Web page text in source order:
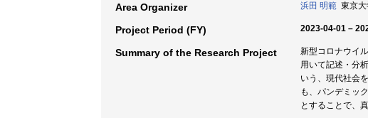
Area Organizer 浜田 明範 東京
Project Period (FY) 2023-04-01 –
Summary of the Research Project
新型コロナウイ
用いて記述・分
いう、現代社会
も、パンデミッ
とすることで、